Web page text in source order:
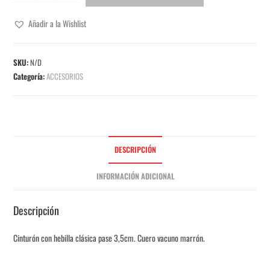
Añadir a la Wishlist
SKU:N/D
Categoría:ACCESORIOS
DESCRIPCIÓN
INFORMACIÓN ADICIONAL
Descripción
Cinturón con hebilla clásica pase 3,5cm. Cuero vacuno marrón.